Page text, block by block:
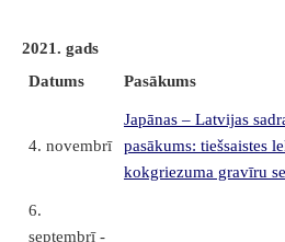
2021. gads
Datums
Pasākums
4. novembrī
Japānas – Latvijas
pasākums: tiešsaistes
kokgriezuma gravīru
6.
septembrī -